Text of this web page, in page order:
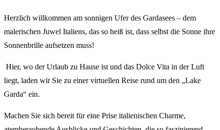
Herzlich willkommen am sonnigen Ufer des Gardasees – dem
malerischen Juwel Italiens, das so heiß ist, dass selbst die Sonne ihre
Sonnenbrille aufsetzen muss!
Hier, wo der Urlaub zu Hause ist und das Dolce Vita in der Luft
liegt, laden wir Sie zu einer virtuellen Reise rund um den „Lake
Garda“ ein.
Machen Sie sich bereit für eine Prise italienischen Charme,